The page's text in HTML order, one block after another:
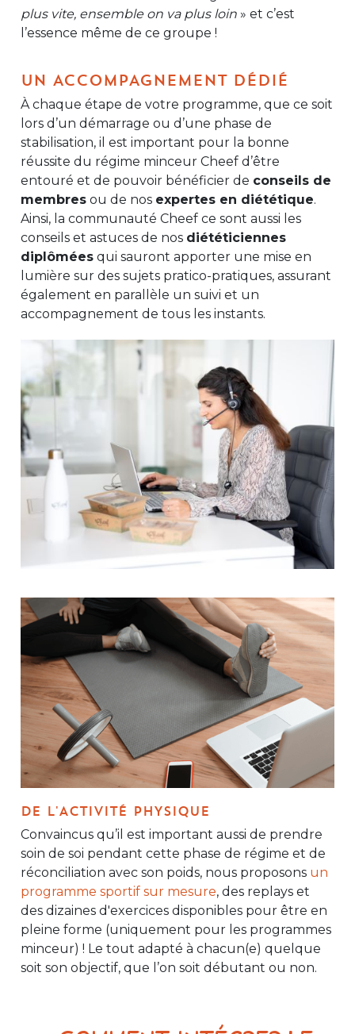
plus vite, ensemble on va plus loin » et c’est
l’essence même de ce groupe !
UN ACCOMPAGNEMENT DÉDIÉ
À chaque étape de votre programme, que ce soit
lors d’un démarrage ou d’une phase de
stabilisation, il est important pour la bonne
réussite du régime minceur Cheef d’être
entouré et de pouvoir bénéficier de conseils de
membres ou de nos expertes en diététique.
Ainsi, la communauté Cheef ce sont aussi les
conseils et astuces de nos diététiciennes
diplômées qui sauront apporter une mise en
lumière sur des sujets pratico-pratiques, assurant
également en parallèle un suivi et un
accompagnement de tous les instants.
DE L'ACTIVITÉ PHYSIQUE
Convaincus qu’il est important aussi de prendre
soin de soi pendant cette phase de régime et de
réconciliation avec son poids, nous proposons un
programme sportif sur mesure, des replays et
des dizaines d'exercices disponibles pour être en
pleine forme (uniquement pour les programmes
minceur) ! Le tout adapté à chacun(e) quelque
soit son objectif, que l’on soit débutant ou non.